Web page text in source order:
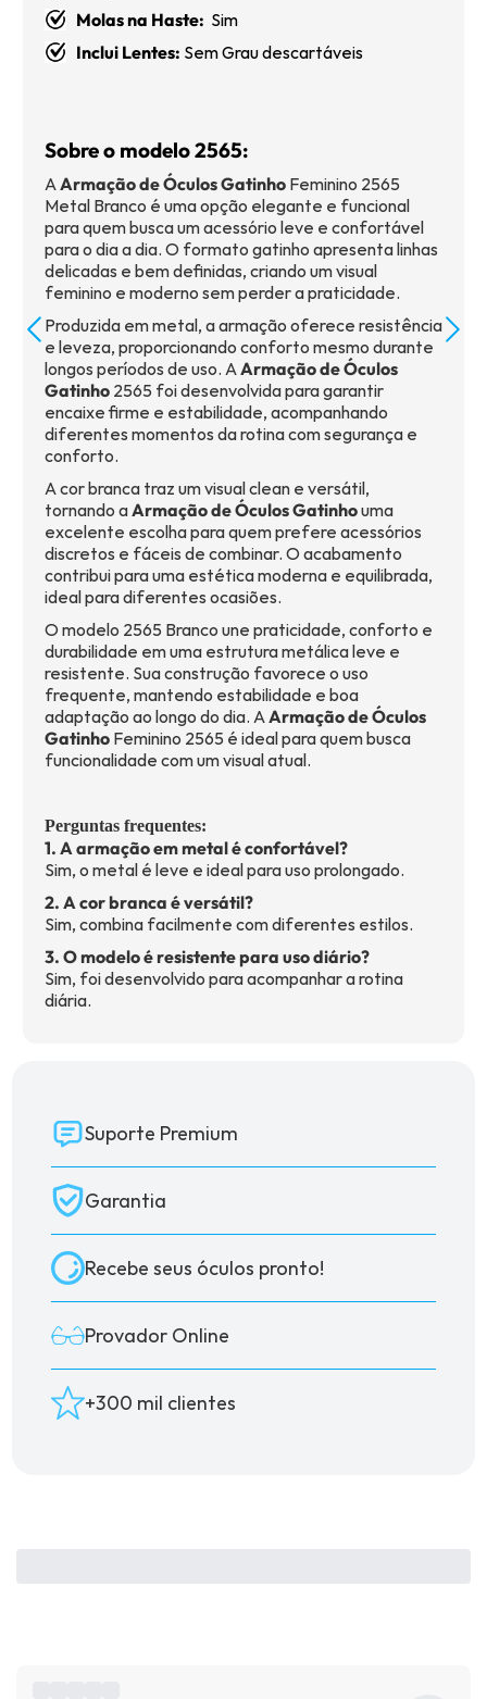
Molas na Haste: Sim
Inclui Lentes: Sem Grau descartáveis
Sobre o modelo 2565:
AArmação de Óculos Gatinho Feminino 2565
Metal Branco é uma opção elegante e funcional
para quem busca um acessório leve e confortável
para o dia a dia. O formato gatinho apresenta linhas
delicadas e bem definidas, criando um visual
feminino e moderno sem perder a praticidade.
Produzida em metal, a armação oferece resistência
e leveza, proporcionando conforto mesmo durante
longos períodos de uso. AArmação de Óculos
Gatinho 2565 foi desenvolvida para garantir
encaixe firme e estabilidade, acompanhando
diferentes momentos da rotina com segurança e
conforto.
A cor branca traz um visual clean e versátil,
tornando aArmação de Óculos Gatinhouma
excelente escolha para quem prefere acessórios
discretos e fáceis de combinar. O acabamento
contribui para uma estética moderna e equilibrada,
ideal para diferentes ocasiões.
O modelo 2565 Branco une praticidade, conforto e
durabilidade em uma estrutura metálica leve e
resistente. Sua construção favorece o uso
frequente, mantendo estabilidade e boa
adaptação ao longo do dia. AArmação de Óculos
Gatinho Feminino 2565 é ideal para quem busca
funcionalidade com um visual atual.
Perguntas frequentes:
1. A armação em metal é confortável?
Sim, o metal é leve e ideal para uso prolongado.
2. A cor branca é versátil?
Sim, combina facilmente com diferentes estilos.
3. O modelo é resistente para uso diário?
Sim, foi desenvolvido para acompanhar a rotina
diária.
Suporte Premium
Garantia
Recebe seus óculos pronto!
Provador Online
+300 mil clientes